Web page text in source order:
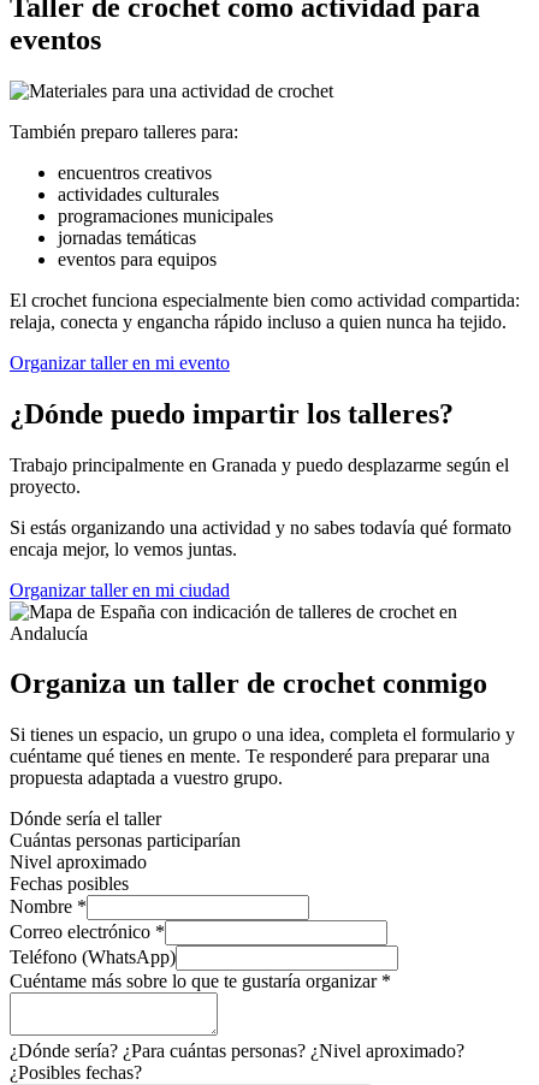
Taller de crochet como actividad para
eventos
También preparo talleres para:
encuentros creativos
actividades culturales
programaciones municipales
jornadas temáticas
eventos para equipos
El crochet funciona especialmente bien como actividad compartida:
relaja, conecta y engancha rápido incluso a quien nunca ha tejido.
Organizar taller en mi evento
¿Dónde puedo impartir los talleres?
Trabajo principalmente en Granada y puedo desplazarme según el
proyecto.
Si estás organizando una actividad y no sabes todavía qué formato
encaja mejor, lo vemos juntas.
Organizar taller en mi ciudad
Organiza un taller de crochet conmigo
Si tienes un espacio, un grupo o una idea, completa el formulario y
cuéntame qué tienes en mente. Te responderé para preparar una
propuesta adaptada a vuestro grupo.
Dónde sería el taller
Cuántas personas participarían
Nivel aproximado
Fechas posibles
Nombre *
Correo electrónico *
Teléfono (WhatsApp)
te
Cuéntame más sobre lo que te gustaría organizar *
¿Dónde sería? ¿Para cuántas personas? ¿Nivel aproximado?
¿Posibles fechas?